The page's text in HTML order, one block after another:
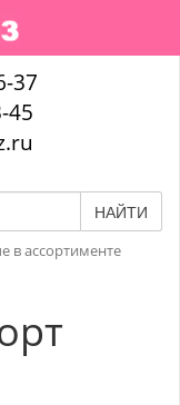
37
45
НАЙТИ
в ассортименте